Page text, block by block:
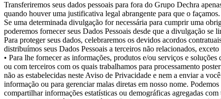
Transferiremos seus dados pessoais para fora do Grupo Dechra
quando houver uma justificativa legal abrangente para que o façamos.
Se uma determinada divulgação for necessária para cumprir uma
poderemos fornecer seus Dados Pessoais desde que a divulgação se
Para proteger seus dados, celebraremos os devidos acordos
distribuímos seus Dados Pessoais a terceiros não relacionados,
• Para lhe fornecer as informações, produtos e/ou serviços e
ou com terceiros com os quais trabalhamos para processamento
não as estabelecidas neste Aviso de Privacidade e nem a enviar a
informação ou para gerenciar malas diretas em nosso nome.
compartilhar informações estatísticas ou demográficas agregadas